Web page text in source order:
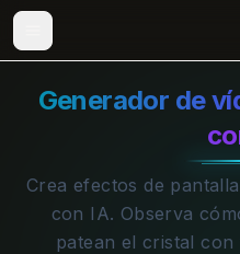
Generador de
Crea efectos de
con IA. Observa
patean el cristal